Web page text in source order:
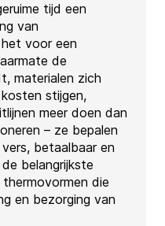
tijd een
van
voor een
de
materialen zich
stijgen,
meer doen dan
– ze bepalen
betaalbaar en
belangrijkste
die
en bezorging van